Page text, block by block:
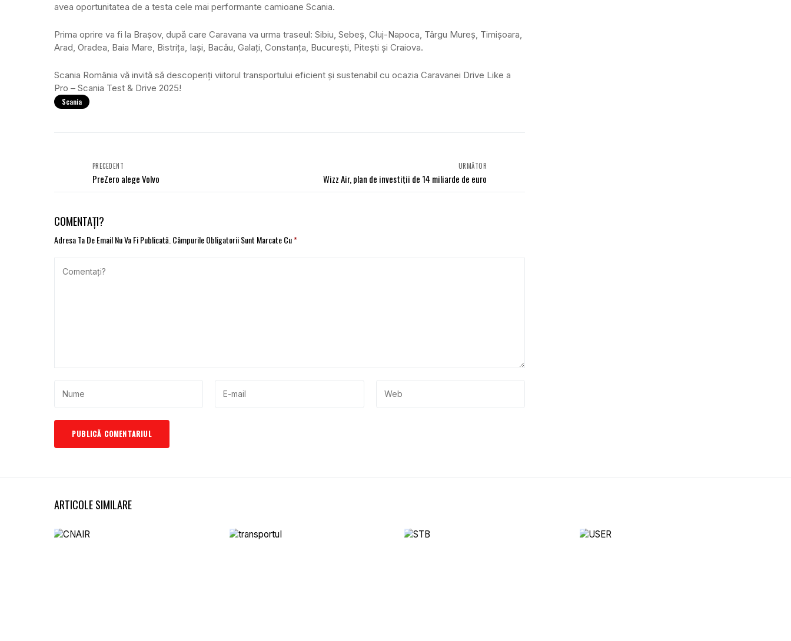
avea oportunitatea de a testa cele mai performante camioane Scania.
Prima oprire va fi la Brașov, după care Caravana va urma traseul: Sibiu, Sebeș, Cluj-Napoca, Târgu Mureș, Timișoara,
Arad, Oradea, Baia Mare, Bistrița, Iași, Bacău, Galați, Constanța, București, Pitești și Craiova.
Scania România vă invită să descoperiți viitorul transportului eficient și sustenabil cu ocazia Caravanei Drive Like a
Pro – Scania Test & Drive 2025!
Scania
PRECEDENT
PreZero alege Volvo
URMĂTOR
Wizz Air, plan de investiții de 14 miliarde de euro
COMENTAȚI?
Adresa Ta De Email Nu Va Fi Publicată. Câmpurile Obligatorii Sunt Marcate Cu*
ARTICOLE SIMILARE